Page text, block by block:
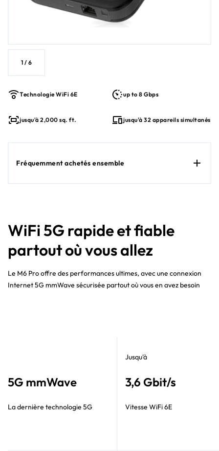
1 / 6
Technologie WiFi 6E up to 8 Gbps
jusqu'à 2,000 sq. ft. jusqu'à 32 appareils simultanés
Fréquemment achetés ensemble
WiFi 5G rapide et fiable
partout où vous allez
Le M6 Pro offre des performances ultimes, avec une connexion
Internet 5G mmWave sécurisée partout où vous en avez besoin
5G mmWave
La dernière technologie 5G
Jusqu'à
3,6 Gbit/s
Vitesse WiFi 6E